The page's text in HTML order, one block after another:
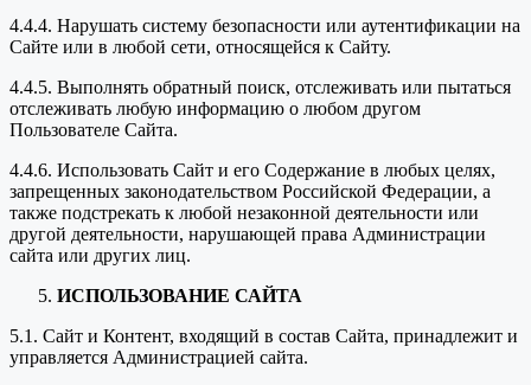
4.4.4. Нарушать систему безопасности или аутентификации на
Сайте или в любой сети, относящейся к Сайту.
4.4.5. Выполнять обратный поиск, отслеживать или пытаться
отслеживать любую информацию о любом другом
Пользователе Сайта.
4.4.6. Использовать Сайт и его Содержание в любых целях,
запрещенных законодательством Российской Федерации, а
также подстрекать к любой незаконной деятельности или
другой деятельности, нарушающей права Администрации
сайта или других лиц.
ИСПОЛЬЗОВАНИЕ САЙТА
5.1. Сайт и Контент, входящий в состав Сайта, принадлежит и
управляется Администрацией сайта.